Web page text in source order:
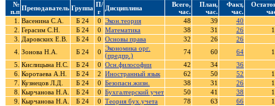
№
п.п Преподаватель Группа П/
г
Дисциплина
Всего,
час.
План,
час.
Факт,
час.
1.
Васенина С.А. Б 24 0 Экон.теория 48 39
40
2. Герасим С.Н. Б 24 0 Математика 38 31 26
3.
Даровских Е.В. Б 24 0 Основы права 32 26
26
4. Зонова Н.А. Б 24 0 Экономика орг.
(предпр.)
74 60 64
5. Кислицына Н.С. Б 24 0 Осн.философии 42 34
36
6. Коротаева А.Н. Б 24 2 Иностранный язык 62 50 52
7. Кузнецов Л.Д. Б 24 0 Безопасн.жизн. 38 31 26
8. Кырчанова Н.А. Б 24 0 Бухгалтерский учет 50 41 38
9. Кырчанова Н.А. Б 24 0 Теория бух.учета 78 63 66